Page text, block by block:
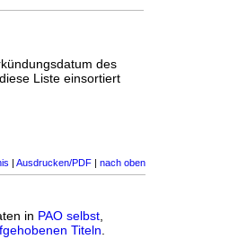
des
Liste einsortiert
| Ausdrucken/PDF | nach oben
in PAO selbst
Titeln